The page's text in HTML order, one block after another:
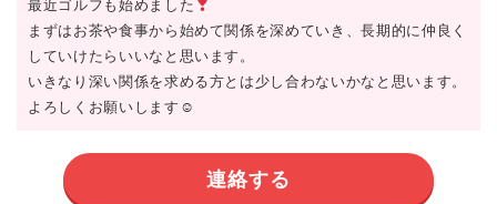
最近ゴルフも始めました
まずはお茶や食事から始めて関係を深めていき、長期的に仲良く
していけたらいいなと思います。
いきなり深い関係を求める方とは少し合わないかなと思います。
よろしくお願いします☺
連絡する